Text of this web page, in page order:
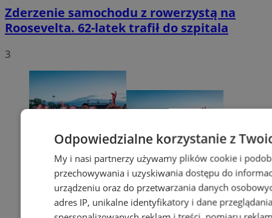
Zderzenie samochodu z rowerzystą na
Roosevelta. 62-latek trafił do szpitala
3
Odpowiedzialne korzystanie z
My i nasi partnerzy używamy plików cookie i
przechowywania i uzyskiwania dostępu do
urządzeniu oraz do przetwarzania danych
adres IP, unikalne identyfikatory i dane